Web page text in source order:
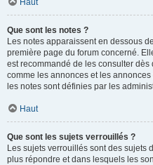
Haut
Que sont les notes ?
Les notes apparaissent en dessous
première page du forum concerné.
est recommandé de les consulter
comme les annonces et les
les notes sont définies par les
Haut
Que sont les sujets verrouillés ?
Les sujets verrouillés sont des sujets
plus répondre et dans lesquels les